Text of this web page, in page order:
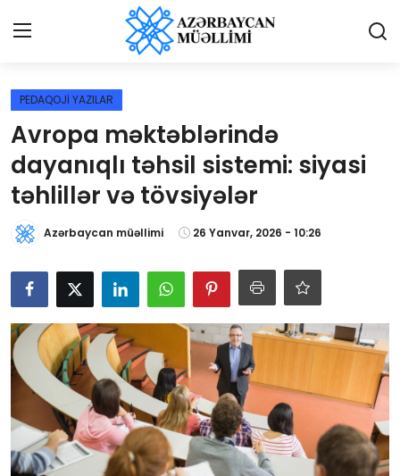
Giriş
Qəzetə elan ver
Əlaqə
Haqqımızda
Reklam və elan
Biz kimik?
Bütün xəbərlər
Gündəlik
Rəsmi
PEDAQOJİ YAZILAR
Avropa məktəblərində
dayanıqlı təhsil sistemi: siyasi
təhlillər və tövsiyələr
Azərbaycan müəllimi 26 Yanvar, 2026 - 10:26